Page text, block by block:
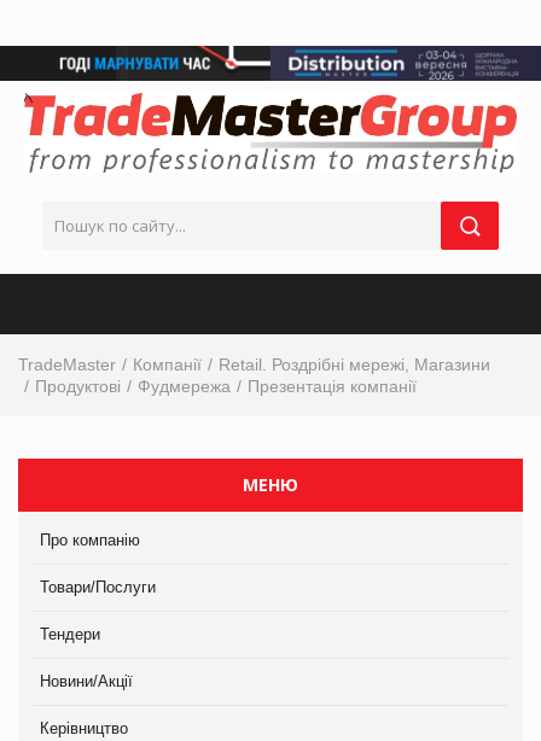
TradeMaster Компанії
Retail. Роздрібні мережі, Магазини
Продуктові
Фудмережа Презентація компанії
МЕНЮ
Про компанію
Товари/Послуги
Тендери
Новини/Акції
Керівництво